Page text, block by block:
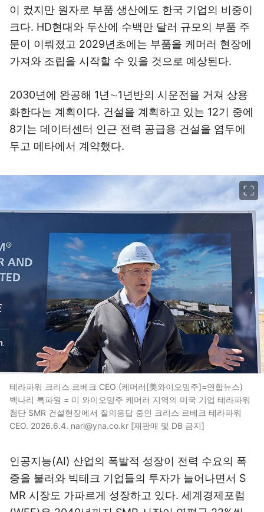
이 컸지만 원자로 부품 생산에도 한국 기업의 비중이
크다. HD현대와 두산에 수백만 달러 규모의 부품 주
문이 이뤄졌고 2029년초에는 부품을 케머러 현장에
가져와 조립을 시작할 수 있을 것으로 예상된다.
2030년에 완공해 1년∼1년반의 시운전을 거쳐 상용
화한다는 계획이다. 건설을 계획하고 있는 12기 중에
8기는 데이터센터 인근 전력 공급용 건설을 염두에
두고 메타에서 계약했다.
테라파워 크리스 르베크 CEO (케머러[美와이오밍주]=연합뉴스)
백나리 특파원 = 미 와이오밍주 케머러 지역의 미국 기업 테라파워
첨단 SMR 건설현장에서 질의응답 중인 크리스 르베크 테라파워
CEO. 2026.6.4. nari@yna.co.kr [재판매 및 DB 금지]
인공지능(AI) 산업의 폭발적 성장이 전력 수요의 폭
증을 불러와 빅테크 기업들의 투자가 늘어나면서 S
MR 시장도 가파르게 성장하고 있다. 세계경제포럼